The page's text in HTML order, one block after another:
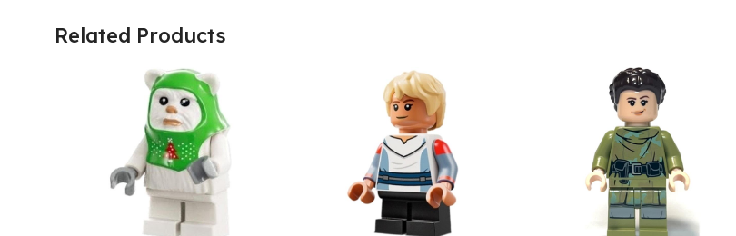
Related Products